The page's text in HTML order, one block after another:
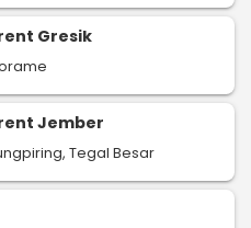
Gresik
Jember
Tegal Besar